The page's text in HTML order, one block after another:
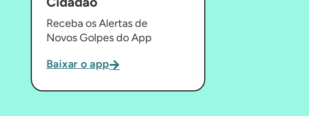
Receba os Alertas de
Novos Golpes do App
Baixar o app